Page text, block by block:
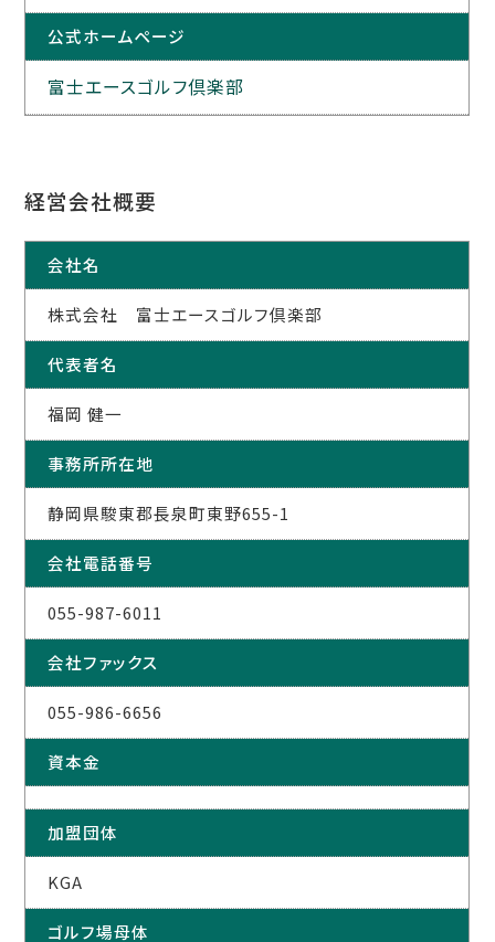
公式ホームページ
富士エースゴルフ倶楽部
経営会社概要
会社名
株式会社 富士エースゴルフ倶楽部
代表者名
福岡 健一
事務所所在地
静岡県駿東郡長泉町東野655-1
会社電話番号
055-987-6011
会社ファックス
055-986-6656
資本金
加盟団体
KGA
ゴルフ場母体